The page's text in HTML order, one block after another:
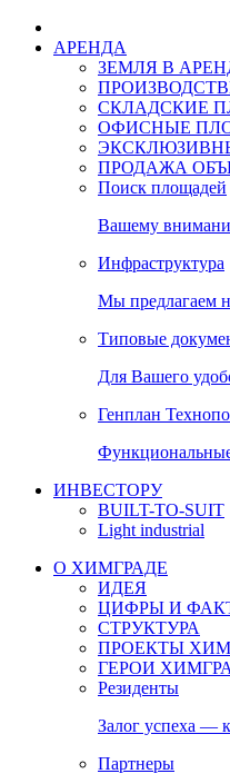
АРЕНДА
ЗЕМЛЯ В
СКЛАДСКИЕ
ОФИСНЫЕ
ПРОДАЖА
Поиск площадей
Вашему
Инфраструктура
Мы предлагаем
Типовые
Для Вашего
Генплан
ИНВЕСТОРУ
BUILT-TO-SUIT
Light industrial
О ХИМГРАДЕ
ИДЕЯ
ЦИФРЫ И
СТРУКТУРА
ПРОЕКТЫ
ГЕРОИ
Резиденты
Залог успеха —
Партнеры